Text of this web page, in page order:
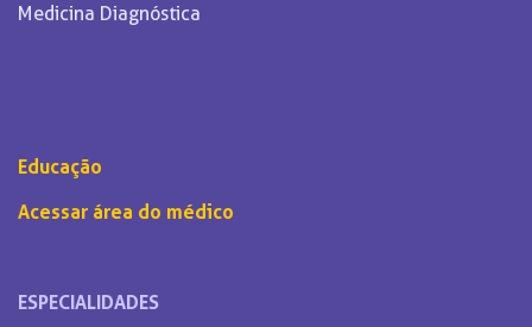
Medicina Diagnóstica
Educação
Acessar área do médico
ESPECIALIDADES